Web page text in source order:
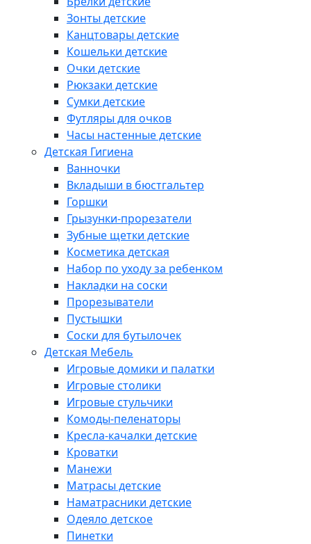
Зонты детские
Канцтовары детские
Кошельки детские
Очки детские
Рюкзаки детские
Сумки детские
Футляры для очков
Часы настенные детские
Детская Гигиена
Ванночки
Вкладыши в бюстгальтер
Горшки
Грызунки-прорезатели
Зубные щетки детские
Косметика детская
Набор по уходу за ребенком
Накладки на соски
Прорезыватели
Пустышки
Соски для бутылочек
Детская Мебель
Игровые домики и палатки
Игровые столики
Игровые стульчики
Комоды-пеленаторы
Кресла-качалки детские
Кроватки
Манежи
Матрасы детские
Наматрасники детские
Одеяло детское
Пинетки